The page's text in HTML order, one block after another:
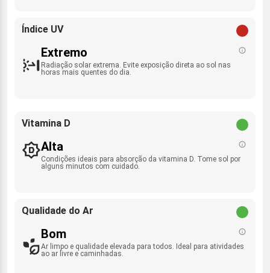
Índice UV
Extremo
Radiação solar extrema. Evite exposição direta ao sol nas
horas mais quentes do dia.
Vitamina D
Alta
Condições ideais para absorção da vitamina D. Tome sol por
alguns minutos com cuidado.
Qualidade do Ar
Bom
Ar limpo e qualidade elevada para todos. Ideal para atividades
ao ar livre e caminhadas.